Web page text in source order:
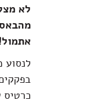
לא
לנסוע
כרטיס